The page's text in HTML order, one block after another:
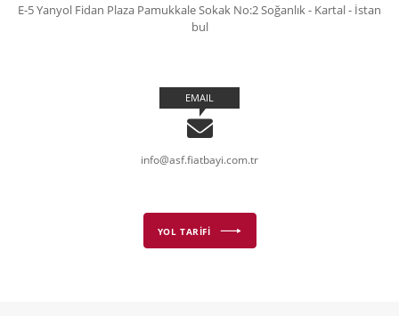
E-5 Yanyol Fidan Plaza Pamukkale Sokak No:2 Soğanlık - Kartal - İstan
bul
EMAIL
info@asf.fiatbayi.com.tr
YOL TARİFİ